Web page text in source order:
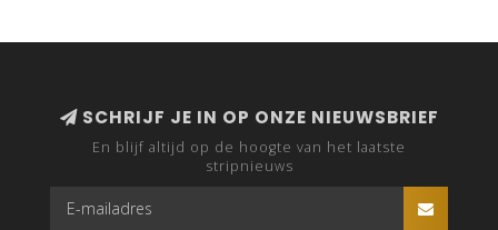
SCHRIJF JE IN OP ONZE NIEUWSBRIEF
En blijf altijd op de hoogte van het laatste
stripnieuws